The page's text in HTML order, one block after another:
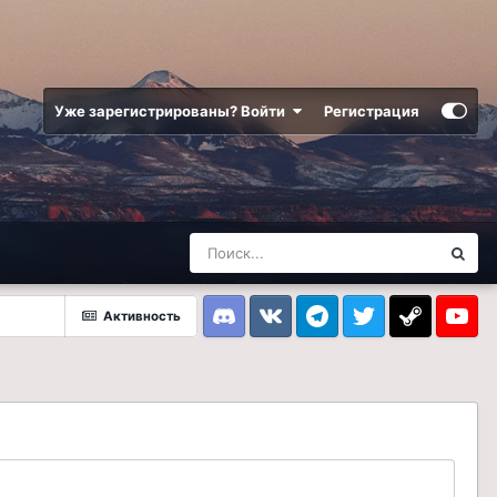
Уже зарегистрированы? Войти Регистрация
Активность
DiscordVK TelegramTwitter Steam